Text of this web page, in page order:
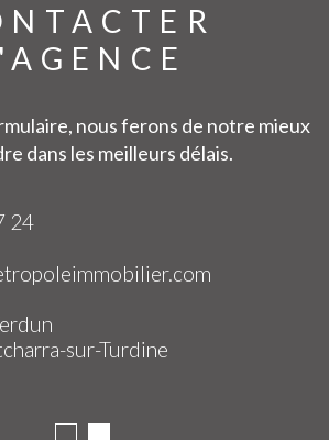
nous ferons de notre mieux
dans les meilleurs délais.
24
sur-Turdine